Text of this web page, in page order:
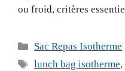
ou froid, critères
Catégories
Sac Repas Isotherme
Étiquettes
lunch bag isotherme,